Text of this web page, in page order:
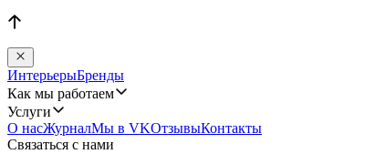
ИнтерьерыБренды
Как мы работаем
Услуги
О насЖурналМы в VKОтзывыКонтакты
Связаться с нами